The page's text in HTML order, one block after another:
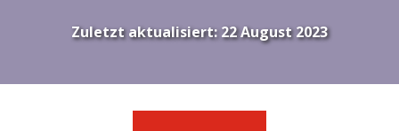
Zuletzt aktualisiert:22 August 2023